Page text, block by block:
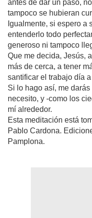
antes de dar un paso,
tampoco se hubieran
Igualmente, si espero a
entenderlo todo
generoso ni tampoco
Que me decida, Jesús,
más de cerca, a tener
santificar el trabajo día
Si lo hago así, me
necesito, y -como los
mí alrededor.
Esta meditación está
Pablo Cardona.
Pamplona.